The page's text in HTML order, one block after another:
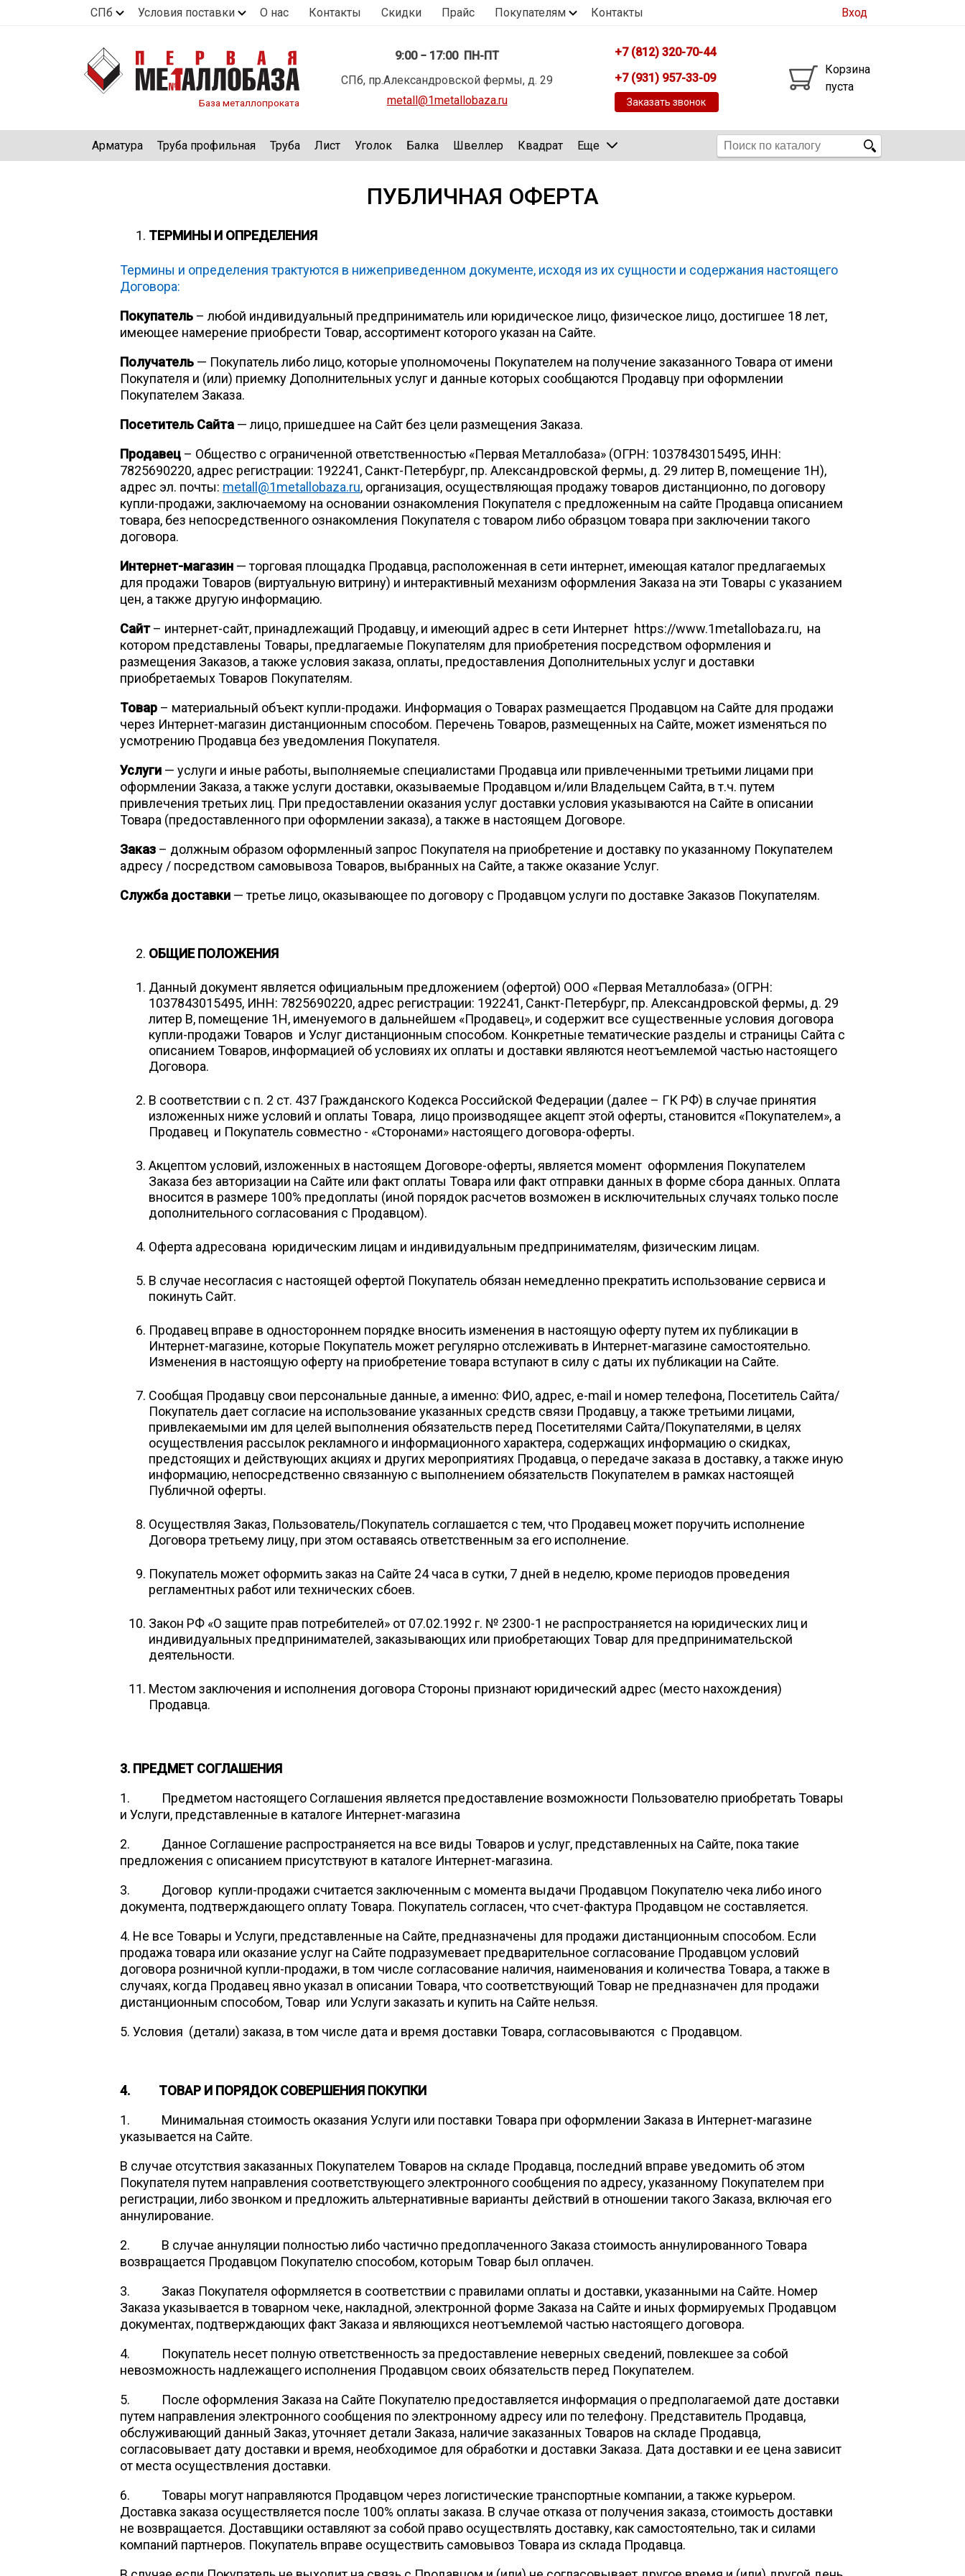
СПб Условия поставки О нас Контакты Скидки Прайс Покупателям Контакты Вход
База металлопроката
9:00 − 17:00 ПН-ПТ
СПб, пр.Александровской фермы, д. 29
metall@1metallobaza.ru
+7 (812) 320-70-44
+7 (931) 957-33-09
Заказать звонок
Корзина
пуста
Арматура Труба профильная Труба Лист Уголок Балка Швеллер Квадрат Еще
ПУБЛИЧНАЯ ОФЕРТА
ТЕРМИНЫ И ОПРЕДЕЛЕНИЯ
Термины и определения трактуются в нижеприведенном документе, исходя из их сущности и содержания настоящего
Договора:
Покупатель – любой индивидуальный предприниматель или юридическое лицо, физическое лицо, достигшее 18 лет,
имеющее намерение приобрести Товар, ассортимент которого указан на Сайте.
Получатель — Покупатель либо лицо, которые уполномочены Покупателем на получение заказанного Товара от имени
Покупателя и (или) приемку Дополнительных услуг и данные которых сообщаются Продавцу при оформлении
Покупателем Заказа.
Посетитель Сайта — лицо, пришедшее на Сайт без цели размещения Заказа.
Продавец – Общество с ограниченной ответственностью «Первая Металлобаза» (ОГРН: 1037843015495, ИНН:
7825690220, адрес регистрации: 192241, Санкт-Петербург, пр. Александровской фермы, д. 29 литер В, помещение 1Н),
адрес эл. почты: metall@1metallobaza.ru, организация, осуществляющая продажу товаров дистанционно, по договору
купли-продажи, заключаемому на основании ознакомления Покупателя с предложенным на сайте Продавца описанием
товара, без непосредственного ознакомления Покупателя с товаром либо образцом товара при заключении такого
договора.
Интернет-магазин — торговая площадка Продавца, расположенная в сети интернет, имеющая каталог предлагаемых
для продажи Товаров (виртуальную витрину) и интерактивный механизм оформления Заказа на эти Товары с указанием
цен, а также другую информацию.
Сайт– интернет-сайт, принадлежащий Продавцу, и имеющий адрес в сети Интернет https://www.1metallobaza.ru, на
котором представлены Товары, предлагаемые Покупателям для приобретения посредством оформления и
размещения Заказов, а также условия заказа, оплаты, предоставления Дополнительных услуг и доставки
приобретаемых Товаров Покупателям.
Товар – материальный объект купли-продажи. Информация о Товарах размещается Продавцом на Сайте для продажи
через Интернет-магазин дистанционным способом. Перечень Товаров, размещенных на Сайте, может изменяться по
усмотрению Продавца без уведомления Покупателя.
Услуги — услуги и иные работы, выполняемые специалистами Продавца или привлеченными третьими лицами при
оформлении Заказа, а также услуги доставки, оказываемые Продавцом и/или Владельцем Сайта, в т.ч. путем
привлечения третьих лиц. При предоставлении оказания услуг доставки условия указываются на Сайте в описании
Товара (предоставленного при оформлении заказа), а также в настоящем Договоре.
Заказ – должным образом оформленный запрос Покупателя на приобретение и доставку по указанному Покупателем
адресу / посредством самовывоза Товаров, выбранных на Сайте, а также оказание Услуг.
Служба доставки — третье лицо, оказывающее по договору с Продавцом услуги по доставке Заказов Покупателям.
ОБЩИЕ ПОЛОЖЕНИЯ
Данный документ является официальным предложением (офертой) ООО «Первая Металлобаза» (ОГРН:
1037843015495, ИНН: 7825690220, адрес регистрации: 192241, Санкт-Петербург, пр. Александровской фермы, д. 29
литер В, помещение 1Н, именуемого в дальнейшем «Продавец», и содержит все существенные условия договора
купли-продажи Товаров и Услуг дистанционным способом. Конкретные тематические разделы и страницы Сайта с
описанием Товаров, информацией об условиях их оплаты и доставки являются неотъемлемой частью настоящего
Договора.
В соответствии с п. 2 ст. 437 Гражданского Кодекса Российской Федерации (далее – ГК РФ) в случае принятия
изложенных ниже условий и оплаты Товара, лицо производящее акцепт этой оферты, становится «Покупателем», а
Продавец и Покупатель совместно - «Сторонами» настоящего договора-оферты.
Акцептом условий, изложенных в настоящем Договоре-оферты, является момент оформления Покупателем
Заказа без авторизации на Сайте или факт оплаты Товара или факт отправки данных в форме сбора данных. Оплата
вносится в размере 100% предоплаты (иной порядок расчетов возможен в исключительных случаях только после
дополнительного согласования с Продавцом).
Оферта адресована юридическим лицам и индивидуальным предпринимателям, физическим лицам.
В случае несогласия с настоящей офертой Покупатель обязан немедленно прекратить использование сервиса и
покинуть Сайт.
Продавец вправе в одностороннем порядке вносить изменения в настоящую оферту путем их публикации в
Интернет-магазине, которые Покупатель может регулярно отслеживать в Интернет-магазине самостоятельно.
Изменения в настоящую оферту на приобретение товара вступают в силу с даты их публикации на Сайте.
Сообщая Продавцу свои персональные данные, а именно: ФИО, адрес, e-mail и номер телефона, Посетитель Сайта/
Покупатель дает согласие на использование указанных средств связи Продавцу, а также третьими лицами,
привлекаемыми им для целей выполнения обязательств перед Посетителями Сайта/Покупателями, в целях
осуществления рассылок рекламного и информационного характера, содержащих информацию о скидках,
предстоящих и действующих акциях и других мероприятиях Продавца, о передаче заказа в доставку, а также иную
информацию, непосредственно связанную с выполнением обязательств Покупателем в рамках настоящей
Публичной оферты.
Осуществляя Заказ, Пользователь/Покупатель соглашается с тем, что Продавец может поручить исполнение
Договора третьему лицу, при этом оставаясь ответственным за его исполнение.
Покупатель может оформить заказ на Сайте 24 часа в сутки, 7 дней в неделю, кроме периодов проведения
регламентных работ или технических сбоев.
Закон РФ «О защите прав потребителей» от 07.02.1992 г. № 2300-1 не распространяется на юридических лиц и
индивидуальных предпринимателей, заказывающих или приобретающих Товар для предпринимательской
деятельности.
Местом заключения и исполнения договора Стороны признают юридический адрес (место нахождения)
Продавца.
3. ПРЕДМЕТ СОГЛАШЕНИЯ
1. Предметом настоящего Соглашения является предоставление возможности Пользователю приобретать Товары
и Услуги, представленные в каталоге Интернет-магазина
2. Данное Соглашение распространяется на все виды Товаров и услуг, представленных на Сайте, пока такие
предложения с описанием присутствуют в каталоге Интернет-магазина.
3. Договор купли-продажи считается заключенным с момента выдачи Продавцом Покупателю чека либо иного
документа, подтверждающего оплату Товара. Покупатель согласен, что счет-фактура Продавцом не составляется.
4. Не все Товары и Услуги, представленные на Сайте, предназначены для продажи дистанционным способом. Если
продажа товара или оказание услуг на Сайте подразумевает предварительное согласование Продавцом условий
договора розничной купли-продажи, в том числе согласование наличия, наименования и количества Товара, а также в
случаях, когда Продавец явно указал в описании Товара, что соответствующий Товар не предназначен для продажи
дистанционным способом, Товар или Услуги заказать и купить на Сайте нельзя.
5. Условия (детали) заказа, в том числе дата и время доставки Товара, согласовываются с Продавцом.
4. ТОВАР И ПОРЯДОК СОВЕРШЕНИЯ ПОКУПКИ
1. Минимальная стоимость оказания Услуги или поставки Товара при оформлении Заказа в Интернет-магазине
указывается на Сайте.
В случае отсутствия заказанных Покупателем Товаров на складе Продавца, последний вправе уведомить об этом
Покупателя путем направления соответствующего электронного сообщения по адресу, указанному Покупателем при
регистрации, либо звонком и предложить альтернативные варианты действий в отношении такого Заказа, включая его
аннулирование.
2. В случае аннуляции полностью либо частично предоплаченного Заказа стоимость аннулированного Товара
возвращается Продавцом Покупателю способом, которым Товар был оплачен.
3. Заказ Покупателя оформляется в соответствии с правилами оплаты и доставки, указанными на Сайте. Номер
Заказа указывается в товарном чеке, накладной, электронной форме Заказа на Сайте и иных формируемых Продавцом
документах, подтверждающих факт Заказа и являющихся неотъемлемой частью настоящего договора.
4. Покупатель несет полную ответственность за предоставление неверных сведений, повлекшее за собой
невозможность надлежащего исполнения Продавцом своих обязательств перед Покупателем.
5. После оформления Заказа на Сайте Покупателю предоставляется информация о предполагаемой дате доставки
путем направления электронного сообщения по электронному адресу или по телефону. Представитель Продавца,
обслуживающий данный Заказ, уточняет детали Заказа, наличие заказанных Товаров на складе Продавца,
согласовывает дату доставки и время, необходимое для обработки и доставки Заказа. Дата доставки и ее цена зависит
от места осуществления доставки.
6. Товары могут направляются Продавцом через логистические транспортные компании, а также курьером.
Доставка заказа осуществляется после 100% оплаты заказа. В случае отказа от получения заказа, стоимость доставки
не возвращается. Доставщики оставляют за собой право осуществлять доставку, как самостоятельно, так и силами
компаний партнеров. Покупатель вправе осуществить самовывоз Товара из склада Продавца.